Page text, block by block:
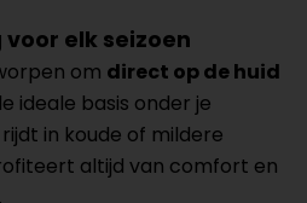
elk seizoen
om direct op de huid
ideale basis onder je
in koude of mildere
altijd van comfort en